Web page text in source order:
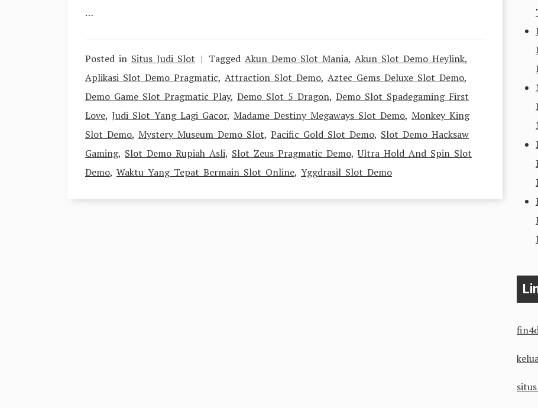
…
Posted in Situs Judi Slot Tagged Akun Demo Slot Mania, Akun Slot Demo Heylink,
Aplikasi Slot Demo Pragmatic, Attraction Slot Demo, Aztec Gems Deluxe Slot Demo,
Demo Game Slot Pragmatic Play, Demo Slot 5 Dragon, Demo Slot Spadegaming First
Love, Judi Slot Yang Lagi Gacor, Madame Destiny Megaways Slot Demo, Monkey King
Slot Demo, Mystery Museum Demo Slot, Pacific Gold Slot Demo, Slot Demo Hacksaw
Gaming, Slot Demo Rupiah Asli, Slot Zeus Pragmatic Demo,Ultra Hold And Spin Slot
Demo, Waktu Yang Tepat Bermain Slot Online, Yggdrasil Slot Demo